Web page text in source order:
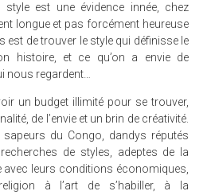
est une évidence innée, chez
longue et pas forcément heureuse
est de trouver le style qui définisse le
histoire, et ce qu’on a envie de
nous regardent…
un budget illimité pour se trouver,
de l’envie et un brin de créativité.
du Congo, dandys réputés
de styles, adeptes de la
avec leurs conditions économiques,
à l’art de s’habiller, à la